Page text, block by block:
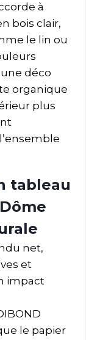
à
bois clair,
le lin ou
déco
organique
plus
tableau
net,
et
impact
le papier